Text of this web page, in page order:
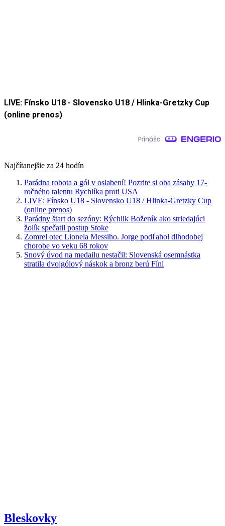
LIVE: Fínsko U18 - Slovensko U18 / Hlinka-Gretzky Cup
(online prenos)
Najčítanejšie za 24 hodín
Parádna robota a gól v oslabení! Pozrite si oba zásahy 17-
ročného talentu Rychlíka proti USA
LIVE: Fínsko U18 - Slovensko U18 / Hlinka-Gretzky Cup
(online prenos)
Parádny štart do sezóny: Rýchlik Boženík ako striedajúci
žolík spečatil postup Stoke
Zomrel otec Lionela Messiho. Jorge podľahol dlhodobej
chorobe vo veku 68 rokov
Snový úvod na medailu nestačil: Slovenská osemnástka
stratila dvojgólový náskok a bronz berú Fíni
Bleskovky